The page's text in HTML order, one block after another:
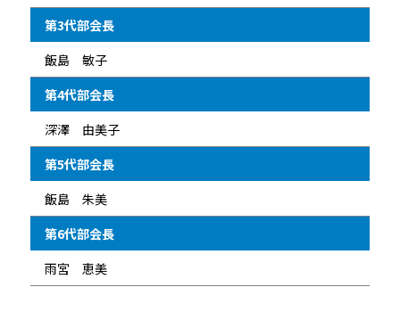
第3代部会長
飯島 敏子
第4代部会長
深澤 由美子
第5代部会長
飯島 朱美
第6代部会長
雨宮 恵美